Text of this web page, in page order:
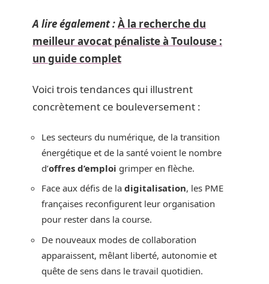
A lire également :À la recherche du
meilleur avocat pénaliste à Toulouse :
un guide complet
Voici trois tendances qui illustrent
concrètement ce bouleversement :
Les secteurs du numérique, de la transition
énergétique et de la santé voient le nombre
d’offres d’emploi grimper en flèche.
Face aux défis de la digitalisation, les PME
françaises reconfigurent leur organisation
pour rester dans la course.
De nouveaux modes de collaboration
apparaissent, mêlant liberté, autonomie et
quête de sens dans le travail quotidien.